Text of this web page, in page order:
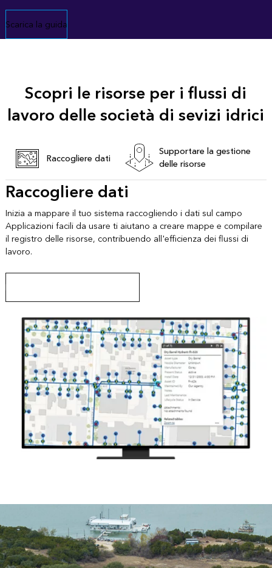
Scarica la guida
Scopri le risorse per i flussi di
lavoro delle società di sevizi idrici
Raccogliere dati
Supportare la gestione
delle risorse
Raccogliere dati
Inizia a mappare il tuo sistema raccogliendo i dati sul campo
Applicazioni facili da usare ti aiutano a creare mappe e compilare
il registro delle risorse, contribuendo all'efficienza dei flussi di
lavoro.
Informazioni su ArcGIS Field Maps